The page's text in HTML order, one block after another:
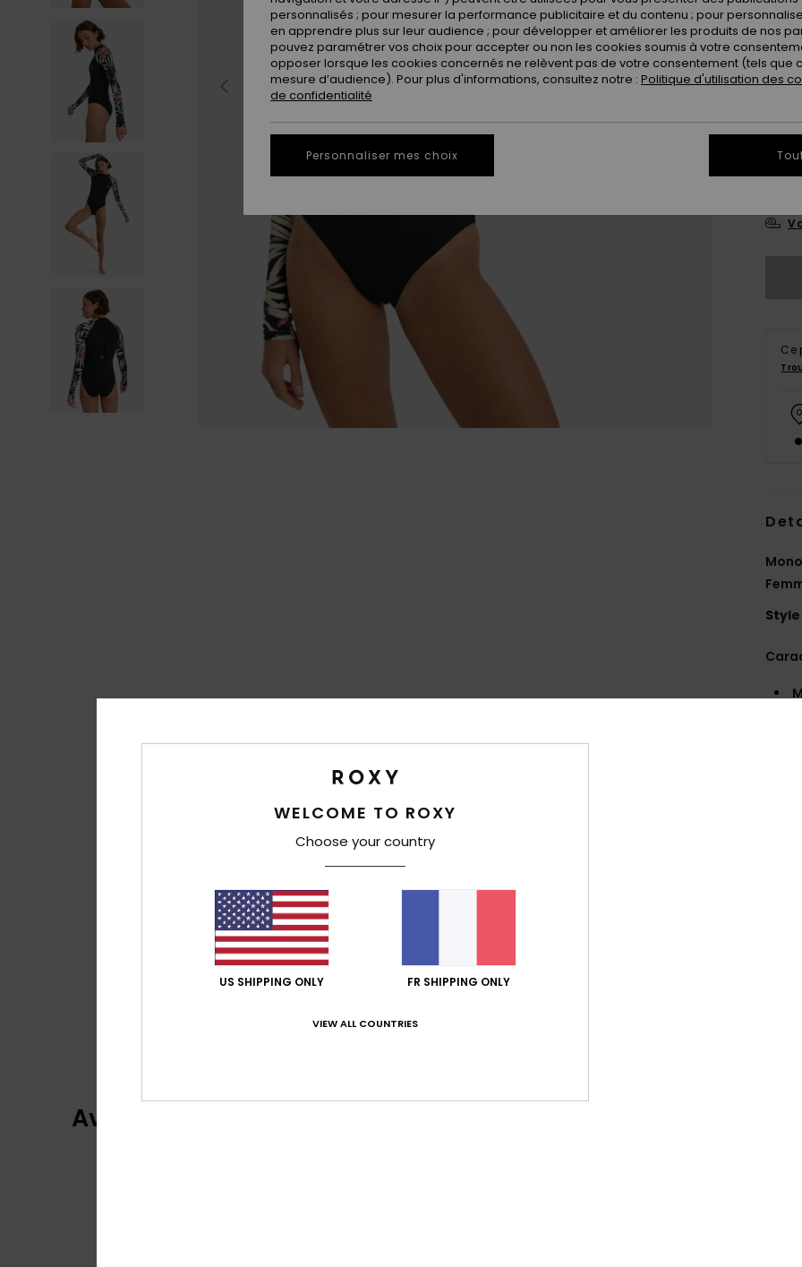
XS
Ce
Style
Avis clients
WELCOME TO ROXY
Choose your country
US SHIPPING ONLY FR SHIPPING ONLY
VIEW ALL COUNTRIES
personnalisés ; pour mesurer la performance publicitaire et du contenu ; pour
en apprendre plus sur leur audience ; pour développer et améliorer les produits de nos
pouvez paramétrer vos choix pour accepter ou non les cookies soumis à votre
opposer lorsque les cookies concernés ne relèvent pas de votre consentement (tels que
mesure d’audience). Pour plus d'informations, consultez notre : Politique d'utilisation des
de confidentialité
Personnaliser mes choix